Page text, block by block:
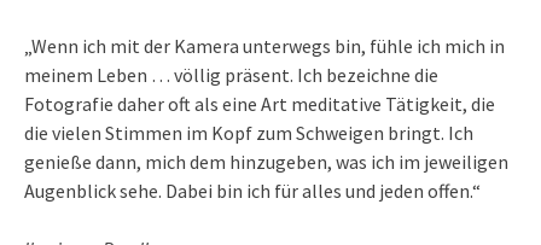
„Wenn ich mit der Kamera unterwegs bin, fühle ich mich in
meinem Leben … völlig präsent. Ich bezeichne die
Fotografie daher oft als eine Art meditative Tätigkeit, die
die vielen Stimmen im Kopf zum Schweigen bringt. Ich
genieße dann, mich dem hinzugeben, was ich im jeweiligen
Augenblick sehe. Dabei bin ich für alles und jeden offen.“